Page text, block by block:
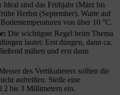
Ideal sind das Frühjahr (März bis
Herbst (September). Warte auf
von über 10 °C.
Die wichtigste Regel beim Thema
lautet: Erst düngen, dann ca.
mähen und erst dann
des Vertikutierers sollten die
aufreißen. Stelle eine
2 bis 3 Millimetern ein.